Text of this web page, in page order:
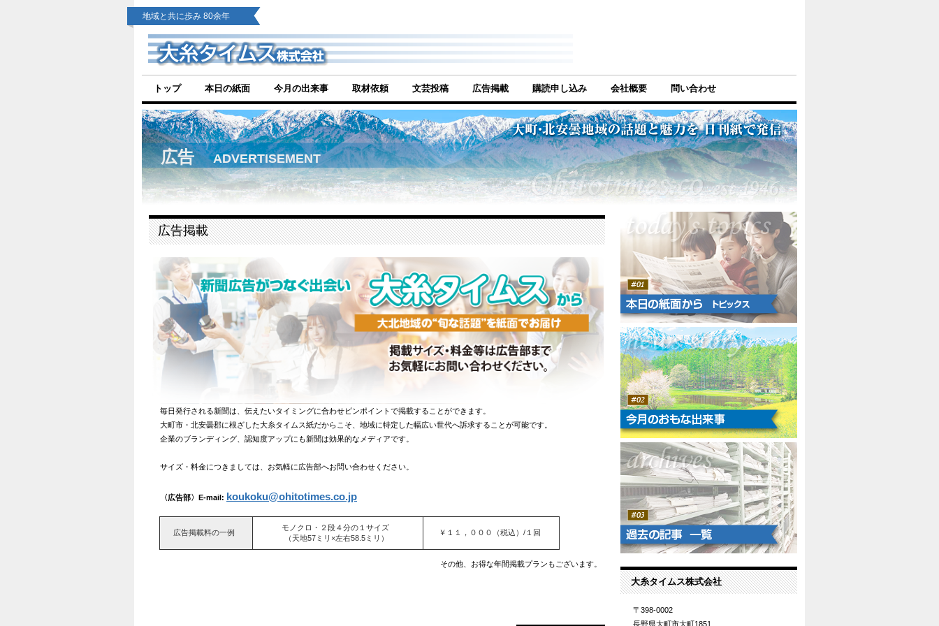
地域と共に歩み 80余年
広告 ADVERTISEMENT
広告掲載
毎日発行される新聞は、伝えたいタイミングに合わせピンポイントで掲載することができます。
大町市・北安曇郡に根ざした大糸タイムス紙だからこそ、地域に特定した幅広い世代へ訴求することが可能です。
企業のブランディング、認知度アップにも新聞は効果的なメディアです。
サイズ・料金につきましては、お気軽に広告部へお問い合わせください。
〈広告部〉E-mail: koukoku@ohitotimes.co.jp
広告掲載料の一例
モノクロ・２段４分の１サイズ
（天地57ミリ×左右58.5ミリ）
￥１１，０００（税込）/１回
その他、お得な年間掲載プランもございます。
トップ 本日の紙面 今月の出来事 取材依頼 文芸投稿 広告掲載 購読申し込み 会社概要 問い合わせ
大糸タイムス株式会社
〒398-0002
長野県大町市大町1851